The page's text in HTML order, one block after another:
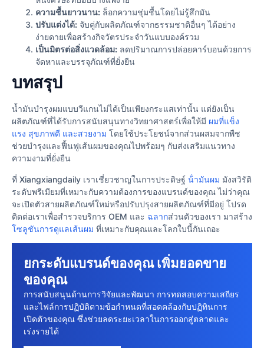
ความชื้นยาวนาน: ล็อกความชุ่มชื้นโดยไม่รู้สึกมัน
ปรับแต่งได้: จับคู่กับผลิตภัณฑ์จากธรรมชาติอื่นๆ ได้อย่าง
ง่ายดายเพื่อสร้างกิจวัตรประจำวันแบบองค์รวม
เป็นมิตรต่อสิ่งแวดล้อม: ลดปริมาณการปล่อยคาร์บอนด้วยการ
จัดหาและบรรจุภัณฑ์ที่ยั่งยืน
บทสรุป
น้ำมันบำรุงผมแบบวีแกนไม่ได้เป็นเพียงกระแสเท่านั้น แต่ยังเป็น
ผลิตภัณฑ์ที่ได้รับการสนับสนุนทางวิทยาศาสตร์เพื่อให้มี ผมที่แข็ง
แรง สุขภาพดี และสวยงาม โดยใช้ประโยชน์จากส่วนผสมจากพืช
ช่วยบำรุงและฟื้นฟูเส้นผมของคุณไปพร้อมๆ กับส่งเสริมแนวทาง
ความงามที่ยั่งยืน
ที่ Xiangxiangdaily เราเชี่ยวชาญในการประดิษฐ์ น้ํามันผม มังสวิรัติ
ระดับพรีเมียมที่เหมาะกับความต้องการของแบรนด์ของคุณ ไม่ว่าคุณ
จะเปิดตัวสายผลิตภัณฑ์ใหม่หรือปรับปรุงสายผลิตภัณฑ์ที่มีอยู่ โปรด
ติดต่อเราเพื่อสํารวจบริการ OEM และ ฉลากส่วนตัวของเรา มาสร้าง
โซลูชันการดูแลเส้นผม ที่เหมาะกับคุณและโลกใบนี้กันเถอะ
ยกระดับแบรนด์ของคุณ เพิ่มยอดขาย
ของคุณ
การสนับสนุนด้านการวิจัยและพัฒนา การทดสอบความเสถียร
และไฟล์การปฏิบัติตามข้อกําหนดที่สอดคล้องกับปฏิทินการ
เปิดตัวของคุณ ซึ่งช่วยลดระยะเวลาในการออกสู่ตลาดและ
เร่งรายได้